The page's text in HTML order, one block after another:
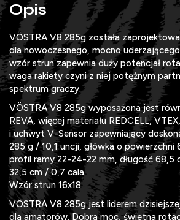
Opis
VÖSTRA V8 285g została
dla nowoczesnego, mocno
wzór strun zapewnia duży potencjał
waga rakiety czyni z niej potężnym
spektrum graczy.
VÖSTRA V8 285g wyposażona jest
REVA, więcej materiału REDCELL,
i uchwyt V-Sensor zapewniający
285 g / 10,1 uncji, główka o powierzchni
profil ramy 22-24-22 mm, długość 68,5
32,5 cm / 0,7 cala.
Wzór strun 16x18
VÖSTRA V8 285g jest liderem
dla amatorów. Dobra moc, świetna